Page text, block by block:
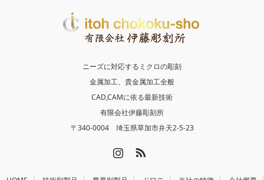
ニーズに対応するミクロの彫刻
金属加工、貴金属加工全般
CAD,CAMに依る最新技術
有限会社伊藤彫刻所
〒340-0004 埼玉県草加市弁天2-5-23